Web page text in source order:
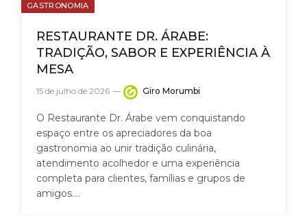
GASTRONOMIA
RESTAURANTE DR. ÁRABE:
TRADIÇÃO, SABOR E EXPERIÊNCIA À
MESA
15 de julho de 2026 Giro Morumbi
O Restaurante Dr. Árabe vem conquistando
espaço entre os apreciadores da boa
gastronomia ao unir tradição culinária,
atendimento acolhedor e uma experiência
completa para clientes, famílias e grupos de
amigos.…